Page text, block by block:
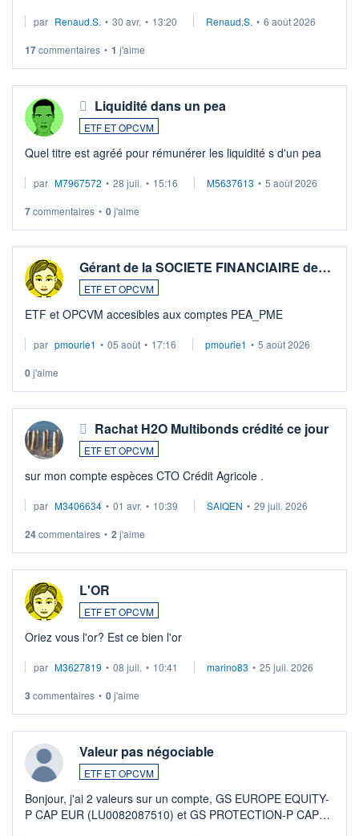
Investissement long terme tip top pour sa retraite.
par Renaud.S. • 30 avr. • 13:20 Renaud.S. • 6 août 2026
17commentaires • 1 j'aime
Liquidité dans un pea
ETF ET OPCVM
Quel titre est agréé pour rémunérer les liquidité s d'un pea
par M7967572 • 28 juil. • 15:16 M5637613 • 5 août 2026
7commentaires • 0j'aime
Gérant de la SOCIETE FINANCIAIRE de…
ETF ET OPCVM
ETF et OPCVM accesibles aux comptes PEA_PME
par pmourie1 • 05 août • 17:16 pmourie1 • 5 août 2026
0j'aime
Rachat H2O Multibonds crédité ce jour
ETF ET OPCVM
sur mon compte espèces CTO Crédit Agricole .
par M3406634 • 01 avr. • 10:39 SAIQEN • 29 juil. 2026
24commentaires • 2 j'aime
L'OR
ETF ET OPCVM
Oriez vous l'or? Est ce bien l'or
par M3627819 • 08 juil. • 10:41 marino83 • 25 juil. 2026
3 commentaires • 0j'aime
Valeur pas négociable
ETF ET OPCVM
Bonjour, j'ai 2 valeurs sur un compte, GS EUROPE EQUITY-
P CAP EUR (LU0082087510) et GS PROTECTION-P CAP